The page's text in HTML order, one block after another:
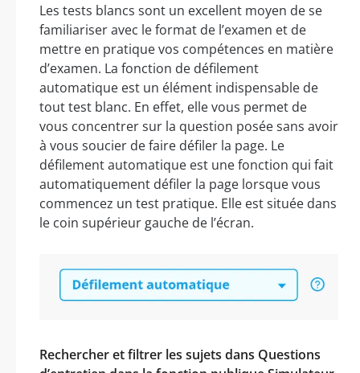
Les tests blancs sont un excellent moyen de se
familiariser avec le format de l’examen et de
mettre en pratique vos compétences en matière
d’examen. La fonction de défilement
automatique est un élément indispensable de
tout test blanc. En effet, elle vous permet de
vous concentrer sur la question posée sans avoir
à vous soucier de faire défiler la page. Le
défilement automatique est une fonction qui fait
automatiquement défiler la page lorsque vous
commencez un test pratique. Elle est située dans
le coin supérieur gauche de l’écran.
Rechercher et filtrer les sujets dans Questions